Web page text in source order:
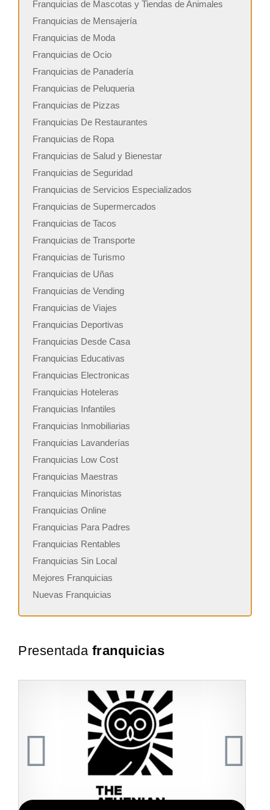
Franquicias de Mascotas y Tiendas de Animales
Franquicias de Mensajería
Franquicias de Moda
Franquicias de Ocio
Franquicias de Panadería
Franquicias de Peluqueria
Franquicias de Pizzas
Franquicias De Restaurantes
Franquicias de Ropa
Franquicias de Salud y Bienestar
Franquicias de Seguridad
Franquicias de Servicios Especializados
Franquicias de Supermercados
Franquicias de Tacos
Franquicias de Transporte
Franquicias de Turismo
Franquicias de Uñas
Franquicias de Vending
Franquicias de Viajes
Franquicias Deportivas
Franquicias Desde Casa
Franquicias Educativas
Franquicias Electronicas
Franquicias Hoteleras
Franquicias Infantiles
Franquicias Inmobiliarias
Franquicias Lavanderías
Franquicias Low Cost
Franquicias Maestras
Franquicias Minoristas
Franquicias Online
Franquicias Para Padres
Franquicias Rentables
Franquicias Sin Local
Mejores Franquicias
Nuevas Franquicias
Presentada franquicias